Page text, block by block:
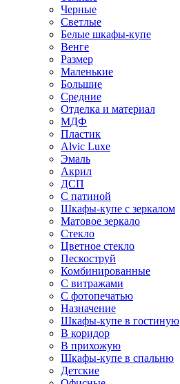
Черные
Светлые
Белые шкафы-купе
Венге
Размер
Маленькие
Большие
Средние
Отделка и материал
МДФ
Пластик
Alvic Luxe
Эмаль
Акрил
ДСП
С патиной
Шкафы-купе с зеркалом
Матовое зеркало
Стекло
Цветное стекло
Пескоструй
Комбинированные
С витражами
С фотопечатью
Назначение
Шкафы-купе в гостиную
В коридор
В прихожую
Шкафы-купе в спальню
Детские